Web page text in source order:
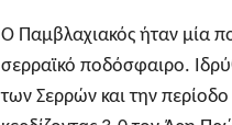
Ο Παμβλαχιακός ήταν μία
σερραϊκό ποδόσφαιρο.
των Σερρών και την